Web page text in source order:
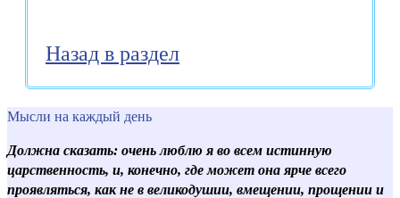
Назад в раздел
Мысли на каждый день
Должна сказать: очень люблю я во всем истинную
царственность, и, конечно, где может она ярче всего
проявляться, как не в великодушии, вмещении, прощении и